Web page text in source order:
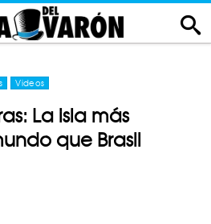
Videos
La isla más
que Brasil